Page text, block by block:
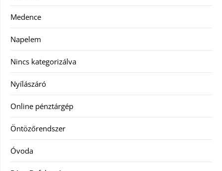
Medence
Napelem
Nincs kategorizálva
Nyílászáró
Online pénztárgép
Öntözőrendszer
Óvoda